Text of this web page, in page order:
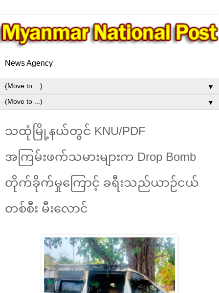
News Agency
▼
▼
သထုံမြို့နယ်တွင် KNU/PDF
အကြမ်းဖက်သမားများက Drop Bomb
တိုက်ခိုက်မှုကြောင့် ခရီးသည်ယာဉ်ငယ်
တစ်စီး မီးလောင်